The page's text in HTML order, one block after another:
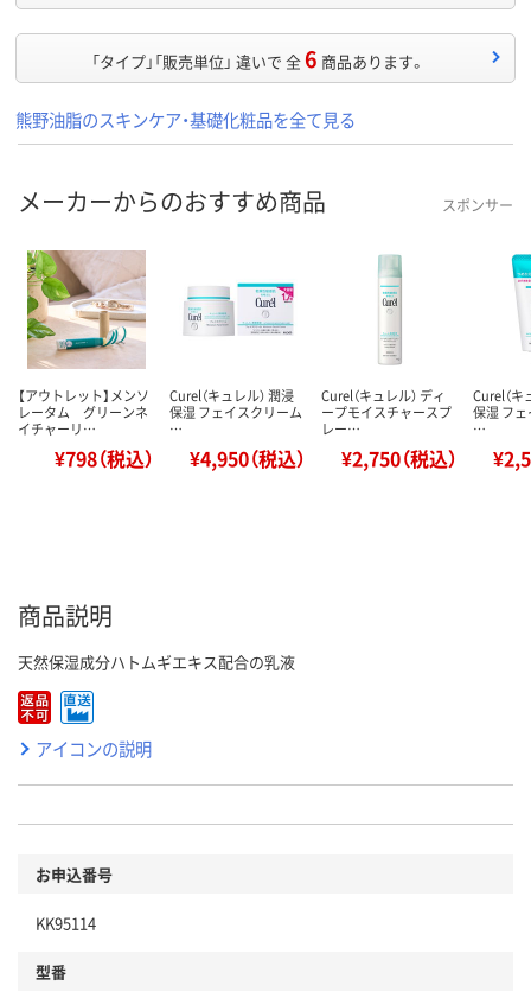
「タイプ」「販売単位」 違いで 全6 商品あります。
熊野油脂のスキンケア・基礎化粧品を全て見る
メーカーからのおすすめ商品 スポンサー
【アウトレット】メンソ
レータム グリーンネ
イチャーリ…
¥798（税込）
Curel（キュレル） 潤浸
保湿 フェイスクリーム
…
¥4,950（税込）
Curel（キュレル） ディ
ープモイスチャースプ
レー…
¥2,750（税込）
Curel（キ
保湿 フ
…
商品説明
天然保湿成分ハトムギエキス配合の乳液
アイコンの説明
お申込番号
KK95114
型番